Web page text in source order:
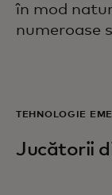
în mod
numeroase
TEHNOLOGIE
Jucătorii